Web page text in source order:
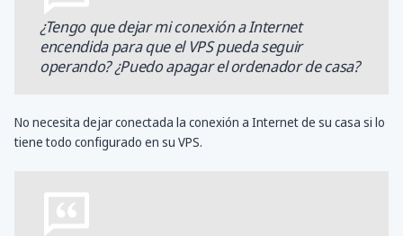
¿Tengo que dejar mi conexión a Internet
encendida para que el VPS pueda seguir
operando? ¿Puedo apagar el ordenador de casa?
No necesita dejar conectada la conexión a Internet de su casa si lo
tiene todo configurado en su VPS.